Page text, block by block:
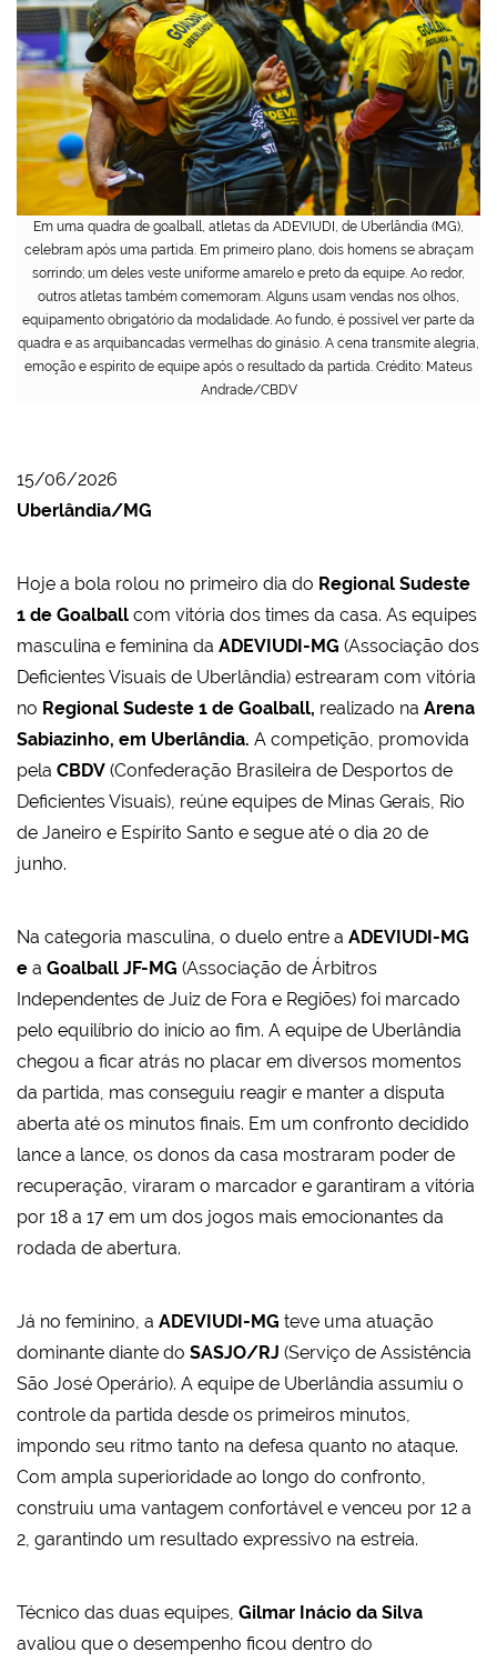
Em uma quadra de goalball, atletas da ADEVIUDI, de Uberlândia (MG),
celebram após uma partida. Em primeiro plano, dois homens se abraçam
sorrindo; um deles veste uniforme amarelo e preto da equipe. Ao redor,
outros atletas também comemoram. Alguns usam vendas nos olhos,
equipamento obrigatório da modalidade. Ao fundo, é possível ver parte da
quadra e as arquibancadas vermelhas do ginásio. A cena transmite alegria,
emoção e espírito de equipe após o resultado da partida. Crédito: Mateus
Andrade/CBDV
15/06/2026
Uberlândia/MG
Hoje a bola rolou no primeiro dia do Regional Sudeste
1 de Goalball com vitória dos times da casa. As equipes
masculina e feminina da ADEVIUDI-MG (Associação dos
Deficientes Visuais de Uberlândia) estrearam com vitória
no Regional Sudeste 1 de Goalball, realizado na Arena
Sabiazinho, em Uberlândia. A competição, promovida
pela CBDV (Confederação Brasileira de Desportos de
Deficientes Visuais), reúne equipes de Minas Gerais, Rio
de Janeiro e Espírito Santo e segue até o dia 20 de
junho.
Na categoria masculina, o duelo entre a ADEVIUDI-MG
e a Goalball JF-MG (Associação de Árbitros
Independentes de Juiz de Fora e Regiões) foi marcado
pelo equilíbrio do início ao fim. A equipe de Uberlândia
chegou a ficar atrás no placar em diversos momentos
da partida, mas conseguiu reagir e manter a disputa
aberta até os minutos finais. Em um confronto decidido
lance a lance, os donos da casa mostraram poder de
recuperação, viraram o marcador e garantiram a vitória
por 18 a 17 em um dos jogos mais emocionantes da
rodada de abertura.
Já no feminino, a ADEVIUDI-MG teve uma atuação
dominante diante do SASJO/RJ (Serviço de Assistência
São José Operário). A equipe de Uberlândia assumiu o
controle da partida desde os primeiros minutos,
impondo seu ritmo tanto na defesa quanto no ataque.
Com ampla superioridade ao longo do confronto,
construiu uma vantagem confortável e venceu por 12 a
2, garantindo um resultado expressivo na estreia.
Técnico das duas equipes, Gilmar Inácio da Silva
avaliou que o desempenho ficou dentro do